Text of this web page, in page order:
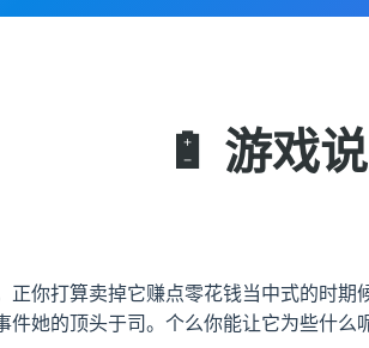
🔋 游戏
你打算卖掉它赚点零花钱当中式的时
她的顶头于司。个么你能让它为些什